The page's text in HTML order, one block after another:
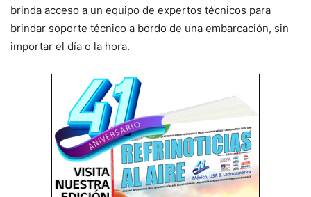
brinda acceso a un equipo de expertos técnicos para
brindar soporte técnico a bordo de una embarcación, sin
importar el día o la hora.